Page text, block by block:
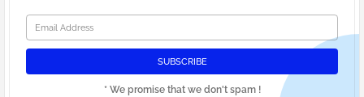
* We promise that we don't spam !